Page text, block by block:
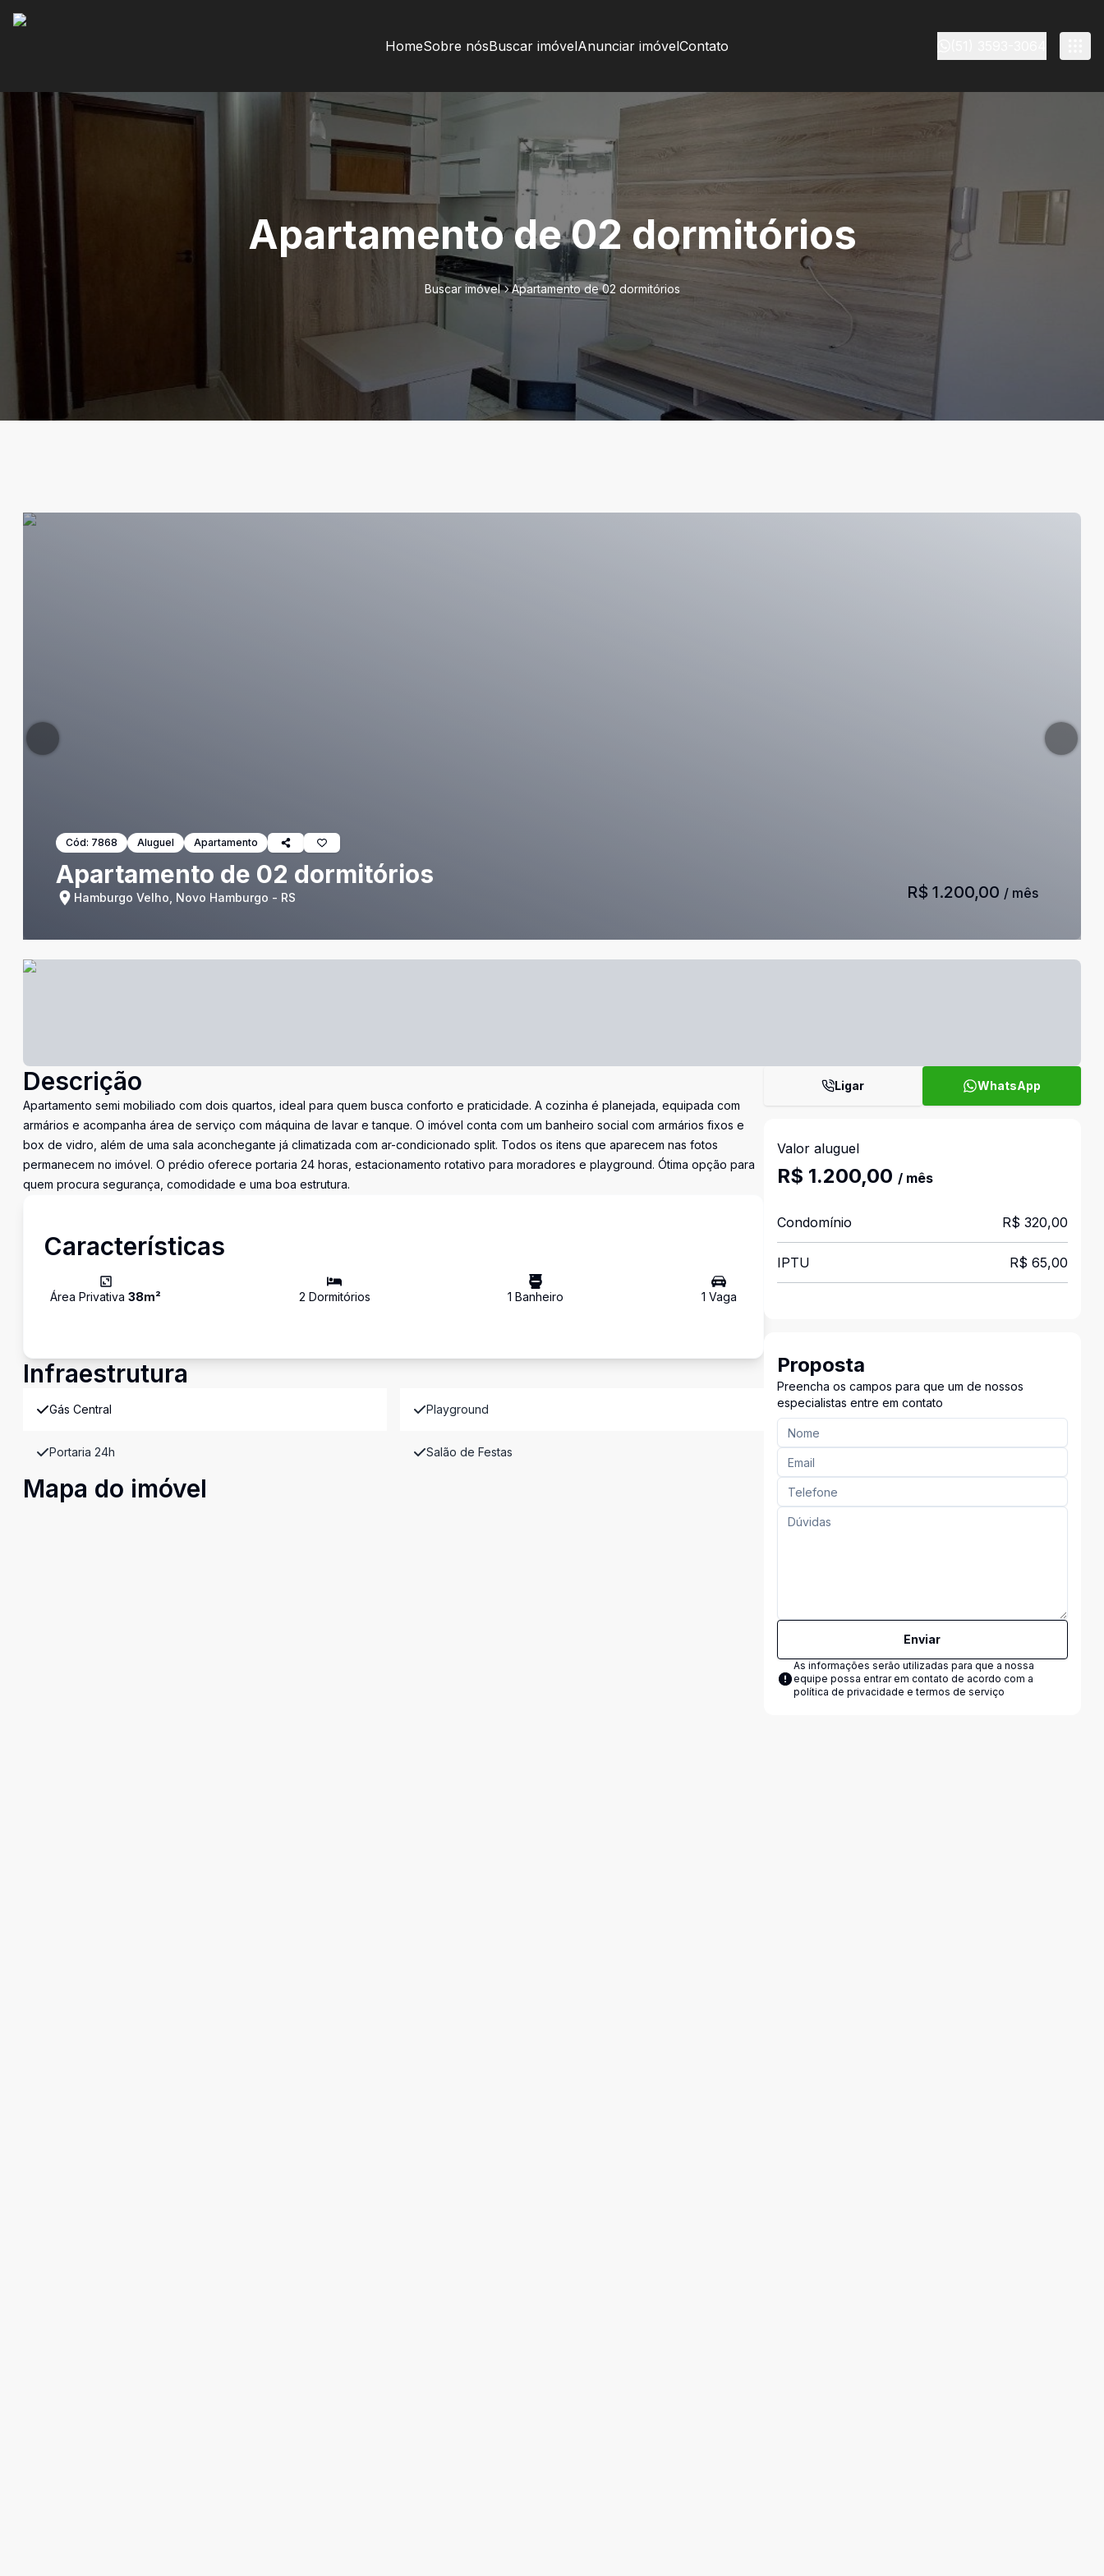
HomeSobre nósBuscar imóvelAnunciar imóvelContato
Apartamento de 02 dormitórios
Buscar imóvel Apartamento de 02 dormitórios
Cód: 7868 Aluguel Apartamento
Apartamento de 02 dormitórios
Hamburgo Velho, Novo Hamburgo - RS R$ 1.200,00 / mês
Descrição
Apartamento semi mobiliado com dois quartos, ideal para quem busca conforto e praticidade. A cozinha é planejada, equipada com
armários e acompanha área de serviço com máquina de lavar e tanque. O imóvel conta com um banheiro social com armários fixos e
box de vidro, além de uma sala aconchegante já climatizada com ar-condicionado split. Todos os itens que aparecem nas fotos
permanecem no imóvel. O prédio oferece portaria 24 horas, estacionamento rotativo para moradores e playground. Ótima opção para
quem procura segurança, comodidade e uma boa estrutura.
Características
Área Privativa 38m² 2 Dormitórios 1 Banheiro 1 Vaga
Infraestrutura
Gás Central Playground
Portaria 24h Salão de Festas
Mapa do imóvel
Ligar WhatsApp
Valor aluguel
R$ 1.200,00 / mês
Condomínio R$ 320,00
IPTU R$ 65,00
Proposta
Preencha os campos para que um de nossos
especialistas entre em contato
Enviar
As informações serão utilizadas para que a nossa
equipe possa entrar em contato de acordo com a
política de privacidade e termos de serviço